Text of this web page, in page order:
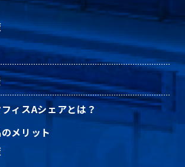
ィスAシェアとは？
メリット